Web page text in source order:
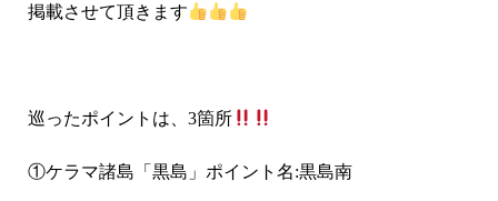
掲載させて頂きます
巡ったポイントは、3箇所
①ケラマ諸島「黒島」ポイント名:黒島南